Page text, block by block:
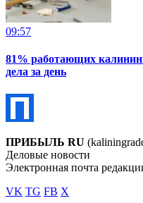
09:57
81% работающих
дела за день
ПРИБЫЛЬ RU
Деловые новости
Электронная почта
VK TG FB X